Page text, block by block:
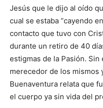
Jesús que le dijo al oído
cual se estaba “cayendo
contacto que tuvo con
durante un retiro de 40
estigmas de la Pasión.
merecedor de los mismos
Buenaventura relata que
el cuerpo ya sin vida del